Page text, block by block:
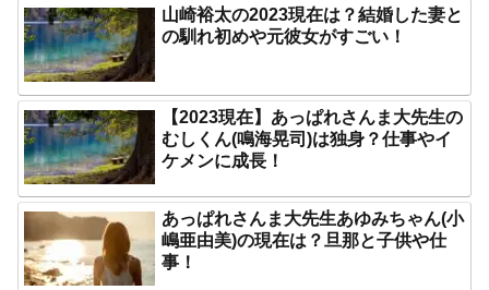
山崎裕太の2023現在は？結婚した妻と
の馴れ初めや元彼女がすごい！
【2023現在】あっぱれさんま大先生の
むしくん(鳴海晃司)は独身？仕事やイ
ケメンに成長！
あっぱれさんま大先生あゆみちゃん(小
嶋亜由美)の現在は？旦那と子供や仕
事！